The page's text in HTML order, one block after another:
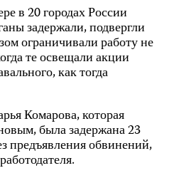
в 20 городах России
задержали, подвергли
ограничивали работу не
те освещали акции
как тогда
Комарова, которая
была задержана 23
предъявления обвинений,